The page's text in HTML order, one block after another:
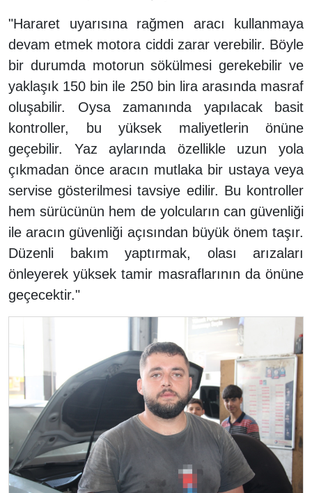
"Hararet uyarısına rağmen aracı kullanmaya
devam etmek motora ciddi zarar verebilir. Böyle
bir durumda motorun sökülmesi gerekebilir ve
yaklaşık 150 bin ile 250 bin lira arasında masraf
oluşabilir. Oysa zamanında yapılacak basit
kontroller, bu yüksek maliyetlerin önüne
geçebilir. Yaz aylarında özellikle uzun yola
çıkmadan önce aracın mutlaka bir ustaya veya
servise gösterilmesi tavsiye edilir. Bu kontroller
hem sürücünün hem de yolcuların can güvenliği
ile aracın güvenliği açısından büyük önem taşır.
Düzenli bakım yaptırmak, olası arızaları
önleyerek yüksek tamir masraflarının da önüne
geçecektir."